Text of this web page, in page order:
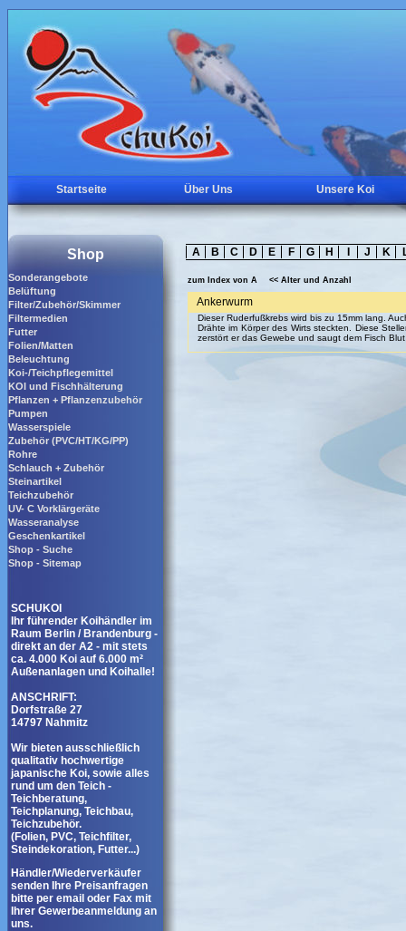
Startseite Über Uns Unsere Koi
Shop
Sonderangebote
Belüftung
Filter/Zubehör/Skimmer
Filtermedien
Futter
Folien/Matten
Beleuchtung
Koi-/Teichpflegemittel
KOI und Fischhälterung
Pflanzen + Pflanzenzubehör
Pumpen
Wasserspiele
Zubehör (PVC/HT/KG/PP)
Rohre
Schlauch + Zubehör
Steinartikel
Teichzubehör
UV- C Vorklärgeräte
Wasseranalyse
Geschenkartikel
Shop - Suche
Shop - Sitemap
SCHUKOI
Ihr führender Koihändler im
Raum Berlin / Brandenburg -
direkt an der A2 - mit stets
ca. 4.000 Koi auf 6.000 m²
Außenanlagen und Koihalle!
ANSCHRIFT:
Dorfstraße 27
14797 Nahmitz
Wir bieten ausschließlich
qualitativ hochwertige
japanische Koi, sowie alles
rund um den Teich -
Teichberatung,
Teichplanung, Teichbau,
Teichzubehör.
(Folien, PVC, Teichfilter,
Steindekoration, Futter...)
Händler/Wiederverkäufer
senden Ihre Preisanfragen
bitte per email oder Fax mit
Ihrer Gewerbeanmeldung an
uns.
A B C D E F G H J K
zum Index von A << Alter und Anzahl
Ankerwurm
Dieser Ruderfußkrebs wird bis zu 15mm lang.
Drähte im Körper des Wirts steckten. Diese
zerstört er das Gewebe und saugt dem Fisch